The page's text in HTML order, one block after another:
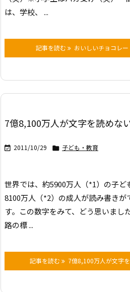
は、学校、 ...
記事を読む おいしいチョコレー
7億8,100万人が文字を読めな
 2011/10/29  子ども・教育
世界では、約5900万人（*1）の子ど
8100万人（*2）の成人が読み書きが
す。 この数字をみて、どう思いまし
路の標 ...
記事を読む 7億8,100万人が文字